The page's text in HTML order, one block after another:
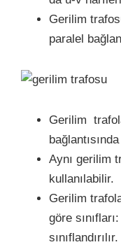
Gerilim
paralel
Gerilim
Aynı gerilim
kullanılabilir.
Gerilim
göre
sınıflandırılır.